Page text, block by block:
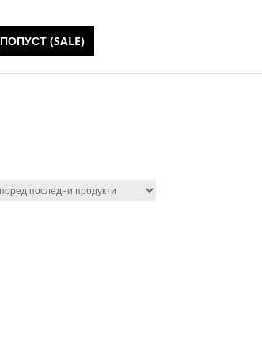
ПОПУСТ (SALE)